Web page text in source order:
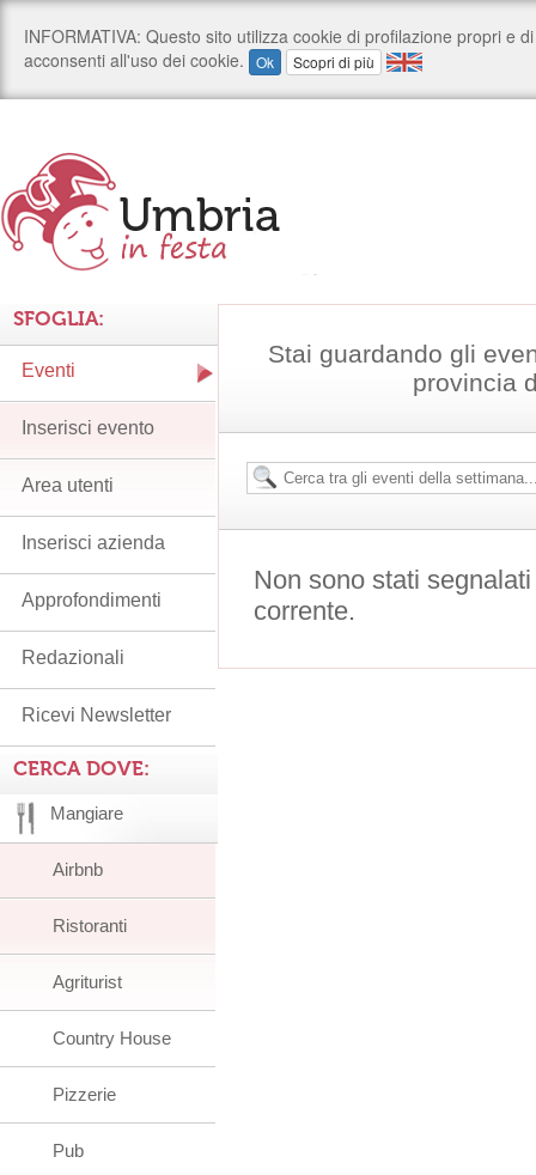
Stai guardando gli
provincia
Non sono stati
corrente.
SFOGLIA:
Eventi
Inserisci evento
Area utenti
Inserisci azienda
Approfondimenti
Redazionali
Ricevi Newsletter
CERCA DOVE:
Mangiare
Airbnb
Ristoranti
Agriturist
Country House
Pizzerie
Pub